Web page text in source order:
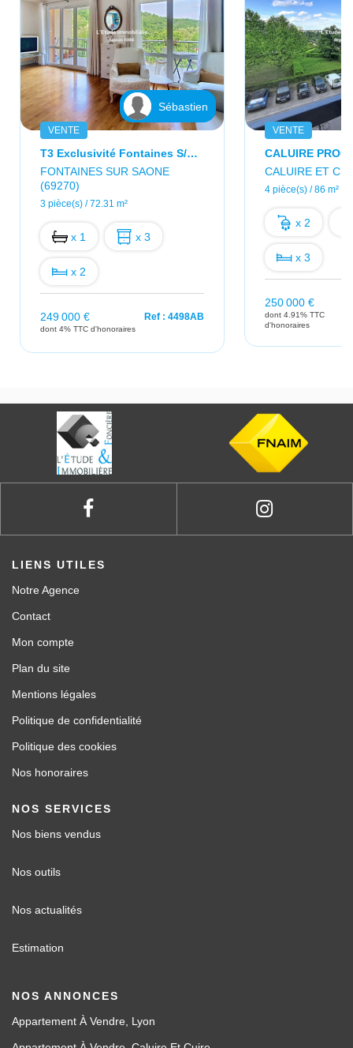
Sébastien
VENTE
T3 Exclusivité Fontaines S/Saone En Étage Élevé, Au Calme !
FONTAINES SUR SAONE
(69270)
3 pièce(s) / 72.31 m²
x 1 x 3
x 2
249 000 €
dont 4% TTC d'honoraires
Ref : 4498AB
VENTE
CALUIRE ET
4 pièce(s) / 86 m²
x 2
x 3
250 000 €
dont 4.91% TTC
d'honoraires
LIENS UTILES
Notre Agence
Contact
Mon compte
Plan du site
Mentions légales
Politique de confidentialité
Politique des cookies
Nos honoraires
NOS SERVICES
Nos biens vendus
Nos outils
Nos actualités
Estimation
NOS ANNONCES
Appartement À Vendre, Lyon